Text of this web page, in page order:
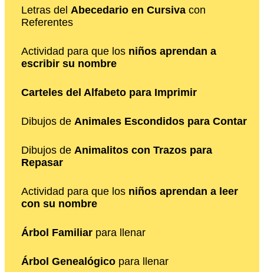
Letras del Abecedario en Cursiva con
Referentes
Actividad para que los niños aprendan a
escribir su nombre
Carteles del Alfabeto para Imprimir
Dibujos de Animales Escondidos para Contar
Dibujos de Animalitos con Trazos para
Repasar
Actividad para que los niños aprendan a leer
con su nombre
Árbol Familiar para llenar
Árbol Genealógico para llenar